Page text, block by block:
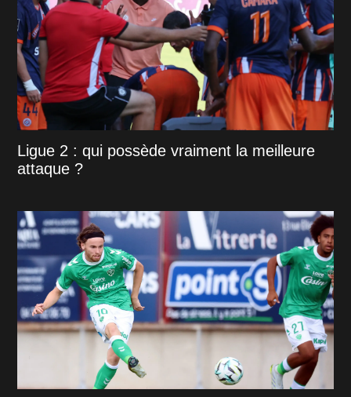
Ligue 2 : qui possède vraiment la meilleure
attaque ?